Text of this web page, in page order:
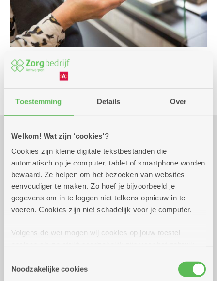
Toestemming Details Over
Welkom! Wat zijn ‘cookies’?
Cookies zijn kleine digitale tekstbestanden die
automatisch op je computer, tablet of smartphone worden
bewaard. Ze helpen om het bezoeken van websites
eenvoudiger te maken. Zo hoef je bijvoorbeeld je
gegevens om in te loggen niet telkens opnieuw in te
voeren. Cookies zijn niet schadelijk voor je computer.
Volgens de wet mogen wij cookies op jouw toestel
cookies hebben we jouw toestemming nodig. Sommige
cookies worden geplaatst door derde partijen die een
Noodzakelijke cookies
Praktisch
dinsdag 20 oktober 202612.00 uur tot 13.00 uur
10 euro met klantenkaart
18.20 euro zonder klantenkaart
Jan Van Rijswijcklaan 288